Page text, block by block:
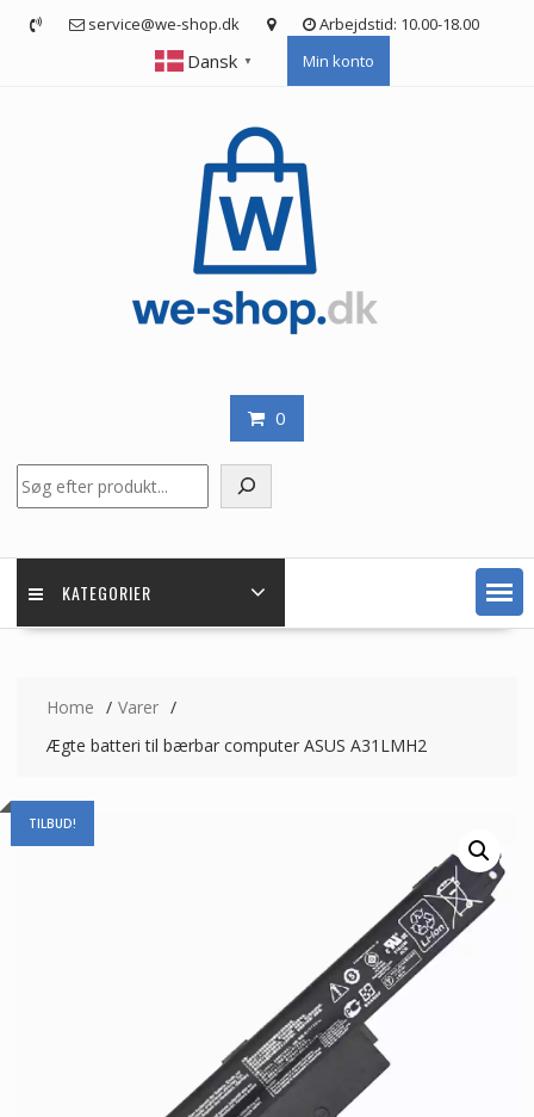
service@we-shop.dk Arbejdstid: 10.00-18.00
Dansk ▼ Min konto
0
KATEGORIER
Home
Varer
Ægte batteri til bærbar computer ASUS A31LMH2
TILBUD!